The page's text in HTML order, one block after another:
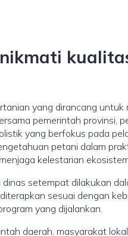
yang dirancang
pemerintah provinsi,
yang berfokus pada
petani dalam
kelestarian
setempat dilakukan
sesuai dengan
yang dijalankan.
daerah, masyarakat